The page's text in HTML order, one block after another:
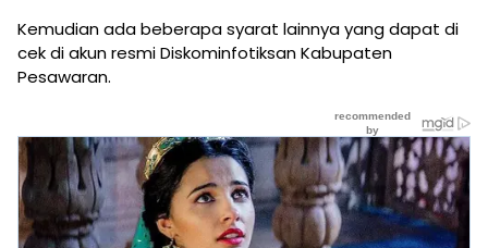
Kemudian ada beberapa syarat lainnya yang dapat di
cek di akun resmi Diskominfotiksan Kabupaten
Pesawaran.